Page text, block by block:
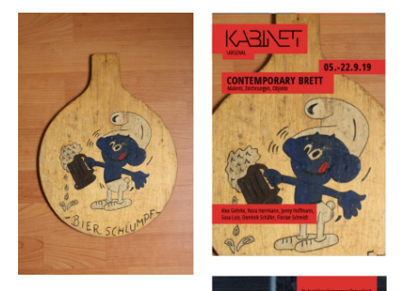
WIR ÜBER UNS
ANREISE
KONTAKTE
ZENTRALWERK E.V.
GENOSSENSCHAFT
MIETER:INNEN
DER ORT UND SEINE GESCHICHTE